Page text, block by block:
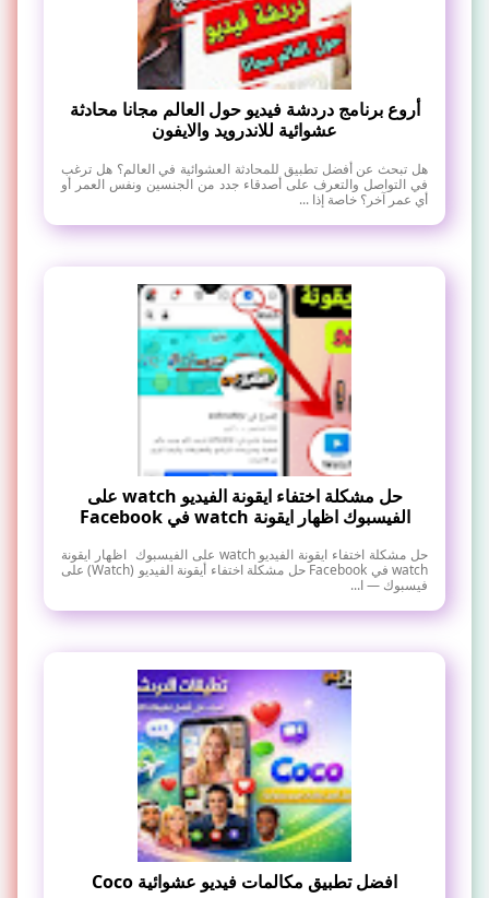
أروع برنامج دردشة فيديو حول العالم مجانا محادثة
عشوائية للاندرويد والايفون
هل تبحث عن أفضل تطبيق للمحادثة العشوائية في العالم؟ هل ترغب
في التواصل والتعرف على أصدقاء جدد من الجنسين ونفس العمر أو
أي عمر آخر؟ خاصة إذا ...
حل مشكلة اختفاء ايقونة الفيديو watch على
الفيسبوك اظهار ايقونة watch في Facebook
حل مشكلة اختفاء ايقونة الفيديو watch على الفيسبوك اظهار ايقونة
watch في Facebook حل مشكلة اختفاء أيقونة الفيديو (Watch) على
فيسبوك — ا...
افضل تطبيق مكالمات فيديو عشوائية Coco